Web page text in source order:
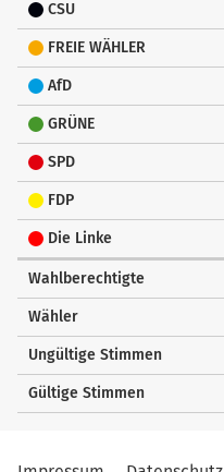
CSU
FREIE WÄHLER
AfD
GRÜNE
SPD
FDP
Die Linke
Wahlberechtigte
Wähler
Ungültige Stimmen
Gültige Stimmen